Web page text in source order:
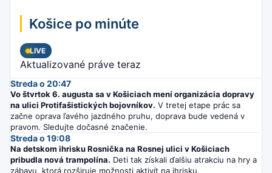
Košice po minúte
LIVE
Aktualizované práve teraz
Streda o 20:47
Vo štvrtok 6. augusta sa v Košiciach mení organizácia dopravy
na ulici Protifašistických bojovníkov. V tretej etape prác sa
začne oprava ľavého jazdného pruhu, doprava bude vedená v
pravom. Sledujte dočasné značenie.
Streda o 19:08
Na detskom ihrisku Rosnička na Rosnej ulici v Košiciach
pribudla nová trampolína. Deti tak získali ďalšiu atrakciu na hry a
zábavu, ktorá rozširuje možnosti aktivít na ihrisku.